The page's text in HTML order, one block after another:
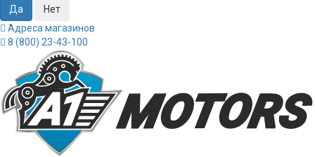
Адреса магазинов
8 (800) 23-43-100